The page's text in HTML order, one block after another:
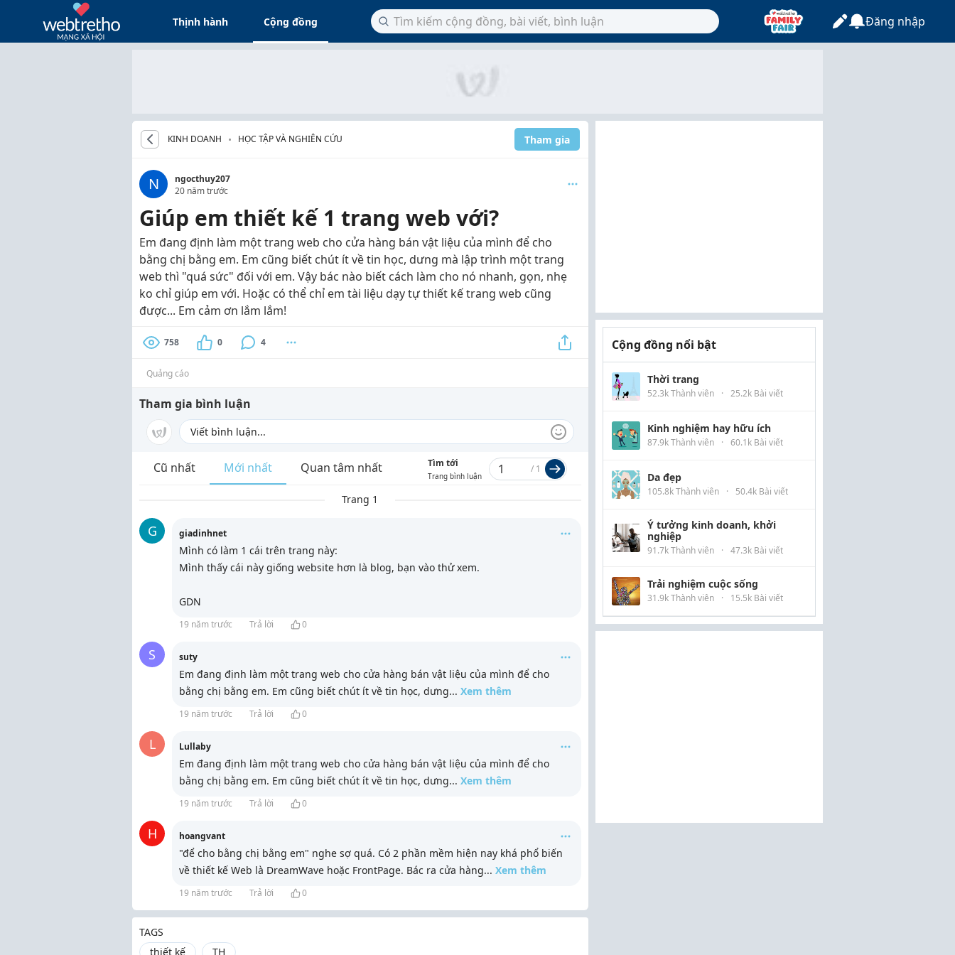
Thịnh hành Cộng đồng Đăng nhập
KINH DOANH HỌC TẬP VÀ NGHIÊN CỨU Tham gia
N
ngocthuy207
20 năm trước
Giúp em thiết kế 1 trang web với?
Em đang định làm một trang web cho cửa hàng bán vật liệu của mình để cho
bằng chị bằng em. Em cũng biết chút ít về tin học, dưng mà lập trình một trang
web thì "quá sức" đối với em. Vậy bác nào biết cách làm cho nó nhanh, gọn, nhẹ
ko chỉ giúp em với. Hoặc có thể chỉ em tài liệu dạy tự thiết kế trang web cũng
được... Em cảm ơn lắm lắm!
758 0 4
Quảng cáo
Tham gia bình luận
Cũ nhất Mới nhất Quan tâm nhất Tìm tới
Trang bình luận
/ 1
Trang 1
G giadinhnet
Mình có làm 1 cái trên trang này:
Mình thấy cái này giống website hơn là blog, bạn vào thử xem.
GDN
19 năm trước Trả lời 0
S suty
Em đang định làm một trang web cho cửa hàng bán vật liệu của mình để cho
bằng chị bằng em. Em cũng biết chút ít về tin học, dưng... Xem thêm
19 năm trước Trả lời 0
L Lullaby
Em đang định làm một trang web cho cửa hàng bán vật liệu của mình để cho
bằng chị bằng em. Em cũng biết chút ít về tin học, dưng... Xem thêm
19 năm trước Trả lời 0
H hoangvant
"để cho bằng chị bằng em" nghe sợ quá. Có 2 phần mềm hiện nay khá phổ biến
về thiết kế Web là DreamWave hoặc FrontPage. Bác ra cửa hàng... Xem thêm
19 năm trước Trả lời 0
TAGS
thiết kế
TH
Cộng đồng nổi bật
Thời trang
52.3k Thành viên · 25.2k Bài viết
Kinh nghiệm hay hữu ích
87.9k Thành viên · 60.1k Bài viết
Da đẹp
105.8k Thành viên · 50.4k Bài viết
Ý tưởng kinh doanh, khởi
nghiệp
91.7k Thành viên · 47.3k Bài viết
Trải nghiệm cuộc sống
31.9k Thành viên · 15.5k Bài viết